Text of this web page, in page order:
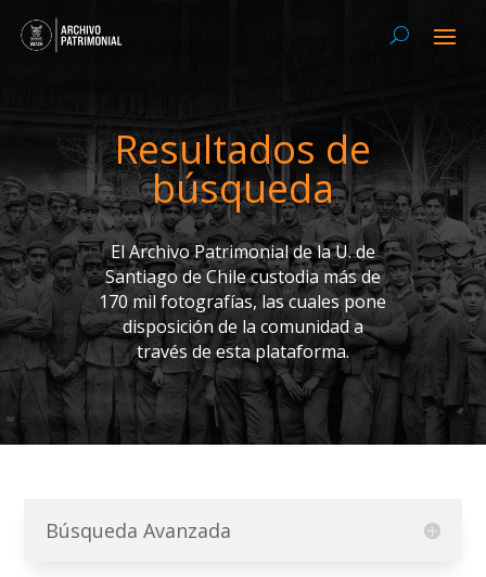
Resultados de
búsqueda
El Archivo Patrimonial de la U. de
Santiago de Chile custodia más de
170 mil fotografías, las cuales pone
disposición de la comunidad a
través de esta plataforma.
Búsqueda Avanzada